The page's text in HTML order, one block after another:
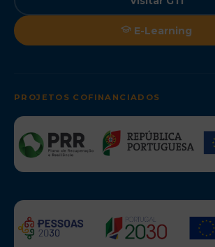
E-Learning
PROJETOS COFINANCIADOS